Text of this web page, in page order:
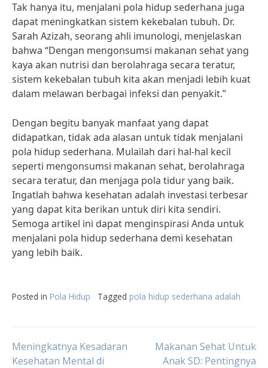
Tak hanya itu, menjalani pola hidup sederhana juga
dapat meningkatkan sistem kekebalan tubuh. Dr.
Sarah Azizah, seorang ahli imunologi, menjelaskan
bahwa “Dengan mengonsumsi makanan sehat yang
kaya akan nutrisi dan berolahraga secara teratur,
sistem kekebalan tubuh kita akan menjadi lebih kuat
dalam melawan berbagai infeksi dan penyakit.”
Dengan begitu banyak manfaat yang dapat
didapatkan, tidak ada alasan untuk tidak menjalani
pola hidup sederhana. Mulailah dari hal-hal kecil
seperti mengonsumsi makanan sehat, berolahraga
secara teratur, dan menjaga pola tidur yang baik.
Ingatlah bahwa kesehatan adalah investasi terbesar
yang dapat kita berikan untuk diri kita sendiri.
Semoga artikel ini dapat menginspirasi Anda untuk
menjalani pola hidup sederhana demi kesehatan
yang lebih baik.
Posted in Pola Hidup Tagged pola hidup sederhana adalah
Post
Meningkatnya Kesadaran
Kesehatan Mental di
Makanan Sehat Untuk
Anak SD: Pentingnya